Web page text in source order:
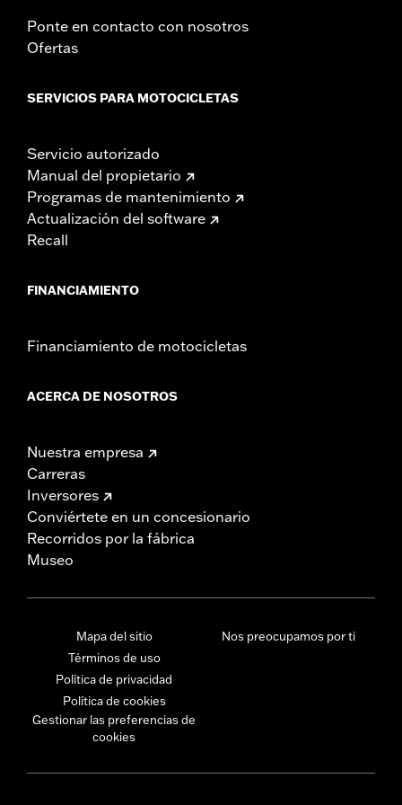
Ponte en contacto con nosotros
Ofertas
SERVICIOS PARA MOTOCICLETAS
Servicio autorizado
Manual del propietario
Programas de mantenimiento
Actualización del software
Recall
FINANCIAMIENTO
Financiamiento de motocicletas
ACERCA DE NOSOTROS
Nuestra empresa
Carreras
Inversores
Conviértete en un concesionario
Recorridos por la fábrica
Museo
Mapa del sitio
Términos de uso
Política de privacidad
Política de cookies
Gestionar las preferencias de
cookies
Nos preocupamos por ti